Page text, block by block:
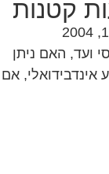
קטנות
מיסי ועד, האם ניתן
אם